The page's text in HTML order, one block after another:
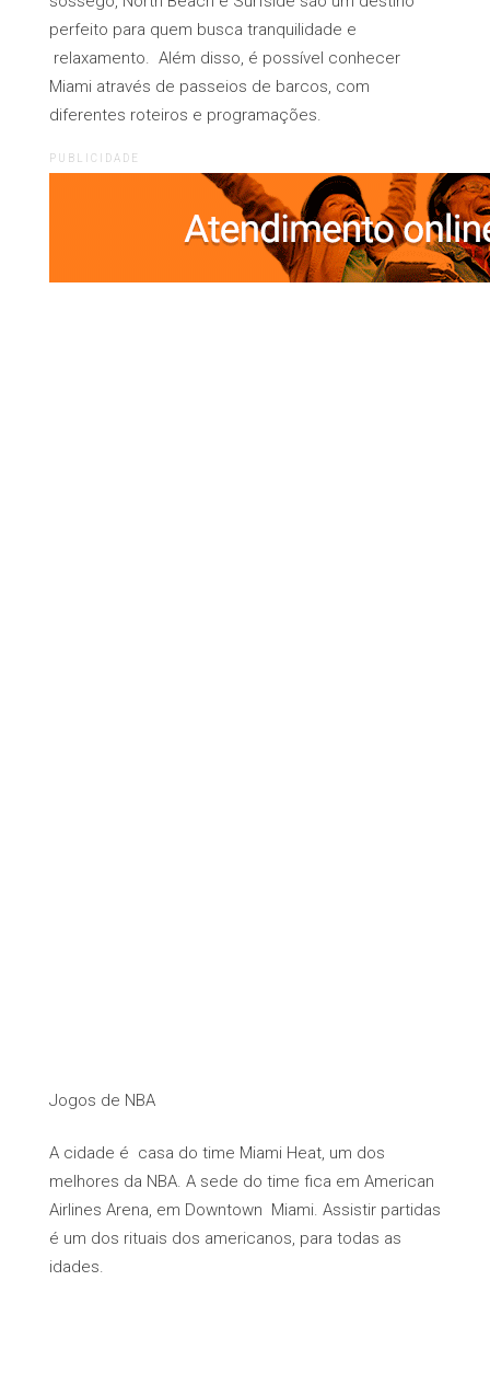
perfeito para quem busca tranquilidade e
relaxamento. Além disso, é possível conhecer
Miami através de passeios de barcos, com
diferentes roteiros e programações.
PUBLICIDADE
Jogos de NBA
A cidade é casa do time Miami Heat, um dos
melhores da NBA. A sede do time fica em American
Airlines Arena, em Downtown Miami. Assistir partidas
é um dos rituais dos americanos, para todas as
idades.